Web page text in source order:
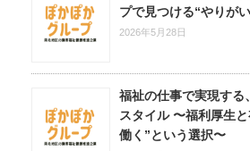
プで見つける“やりが
2026年5月28日
福祉の仕事で実現する
スタイル 〜福利厚生
働く”という選択〜